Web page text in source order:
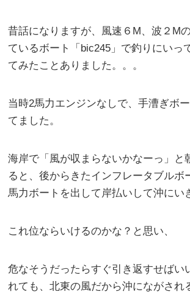
昔話になりますが、風速６M、波２M
ているボート「bic245」で釣りにいっ
てみたことありました。。。
当時2馬力エンジンなしで、手漕ぎボ
てました。
海岸で「風が収まらないかなーっ」と
ると、後からきたインフレータブルボ
馬力ボートを出して岸払いして沖にい
これ位ならいけるのかな？と思い、
危なそうだったらすぐ引き返すせばい
れても、北東の風だから沖にながされ